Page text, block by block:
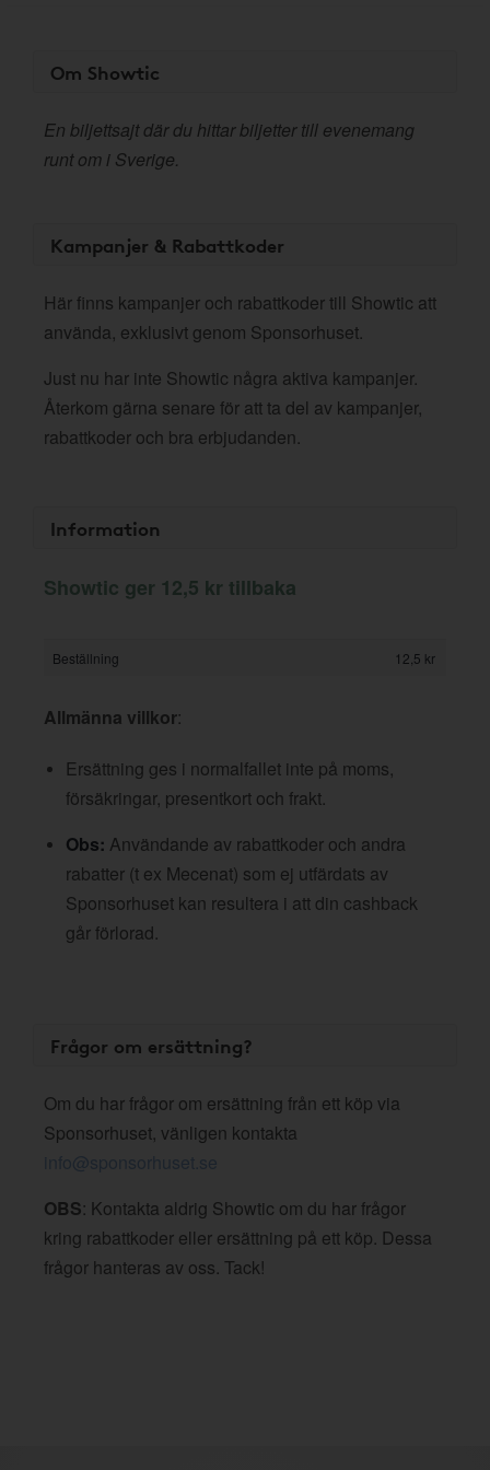
Om Showtic
En biljettsajt där du hittar biljetter till evenemang
runt om i Sverige.
Kampanjer & Rabattkoder
Här finns kampanjer och rabattkoder till Showtic att
använda, exklusivt genom Sponsorhuset.
Just nu har inte Showtic några aktiva kampanjer.
Återkom gärna senare för att ta del av kampanjer,
rabattkoder och bra erbjudanden.
Information
Showtic ger 12,5 kr tillbaka
Beställning 12,5 kr
Allmänna villkor:
Ersättning ges i normalfallet inte på moms,
försäkringar, presentkort och frakt.
Obs: Användande av rabattkoder och andra
rabatter (t ex Mecenat) som ej utfärdats av
Sponsorhuset kan resultera i att din cashback
går förlorad.
Frågor om ersättning?
Om du har frågor om ersättning från ett köp via
Sponsorhuset, vänligen kontakta
info@sponsorhuset.se
OBS: Kontakta aldrig Showtic om du har frågor
kring rabattkoder eller ersättning på ett köp. Dessa
frågor hanteras av oss. Tack!